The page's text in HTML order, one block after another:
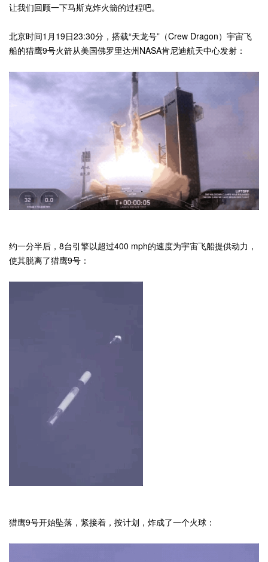
让我们回顾一下马斯克炸火箭的过程吧。
北京时间1月19日23:30分，搭载“天龙号”（Crew Dragon）宇宙飞
船的猎鹰9号火箭从美国佛罗里达州NASA肯尼迪航天中心发射：
约一分半后，8台引擎以超过400 mph的速度为宇宙飞船提供动力，
使其脱离了猎鹰9号：
猎鹰9号开始坠落，紧接着，按计划，炸成了一个火球：